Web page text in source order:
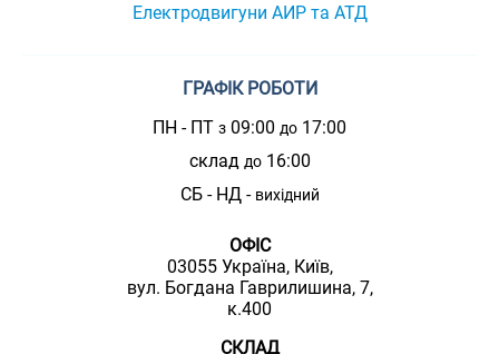
Електродвигуни АИР та АТД
ГРАФІК РОБОТИ
ПН - ПТ з 09:00 до 17:00
склад до16:00
СБ - НД - вихідний
ОФІС
03055 Україна, Київ,
вул. Богдана Гаврилишина, 7,
к.400
СКЛАД